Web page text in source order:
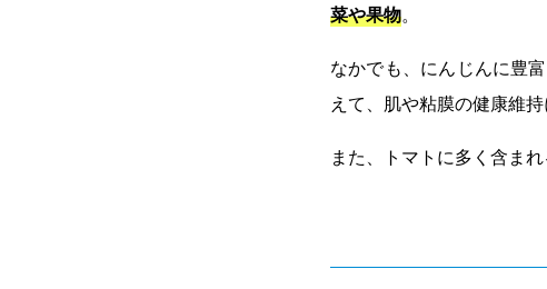
菜や果物。
なかでも、にんじんに豊
えて、肌や粘膜の健康維持
また、トマトに多く含ま